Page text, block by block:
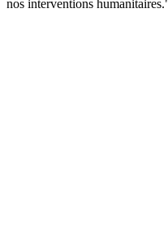
nos interventions